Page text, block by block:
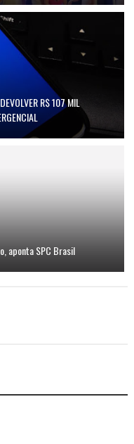
R$ 107 MIL
aponta SPC Brasil